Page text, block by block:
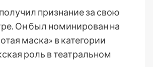
признание за свою
Он был номинирован на
маска» в категории
роль в театральном